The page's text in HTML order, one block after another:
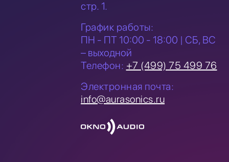
стр. 1.
График работы:
ПН - ПТ 10:00 - 18:00 | СБ, ВС
– выходной
Телефон: +7 (499) 75 499 76
Электронная почта:
info@aurasonics.ru